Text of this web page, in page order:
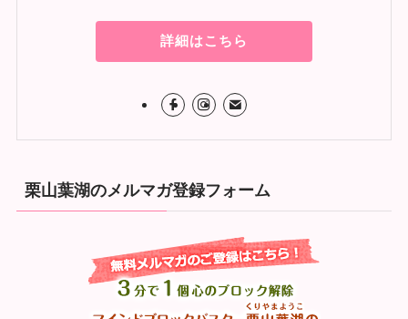
詳細はこちら
栗山葉湖のメルマガ登録フォーム